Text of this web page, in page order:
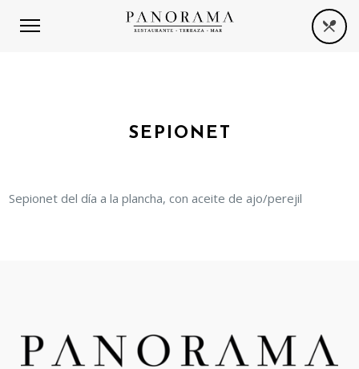
SEPIONET
Sepionet del día a la plancha, con aceite de ajo/perejil